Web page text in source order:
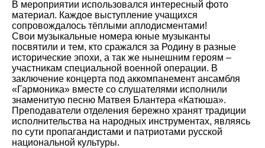
В мероприятии использовался интересный фото
материал. Каждое выступление учащихся
сопровождалось тёплыми аплодисментами!
Свои музыкальные номера юные музыканты
посвятили и тем, кто сражался за Родину в разные
исторические эпохи, а так же нынешним героям –
участникам специальной военной операции. В
заключение концерта под аккомпанемент ансамбля
«Гармоника» вместе со слушателями исполнили
знаменитую песню Матвея Блантера «Катюша».
Преподаватели отделения бережно хранят традиции
исполнительства на народных инструментах, являясь
по сути пропагандистами и патриотами русской
национальной культуры.